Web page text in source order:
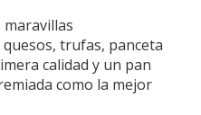
maravillas
trufas, panceta
calidad y un pan
como la mejor